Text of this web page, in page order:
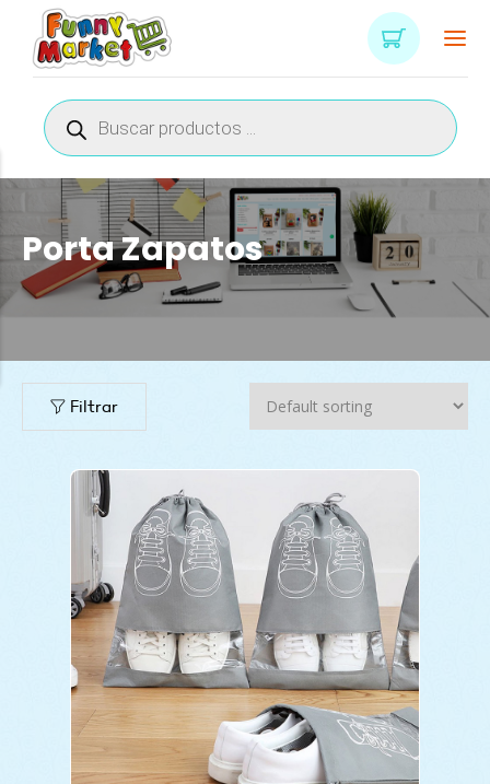
Búsqueda
de
productos
Porta Zapatos
Filtrar